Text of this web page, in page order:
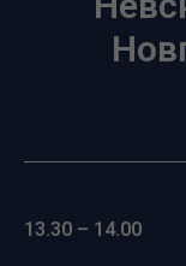
13.30 – 14.00